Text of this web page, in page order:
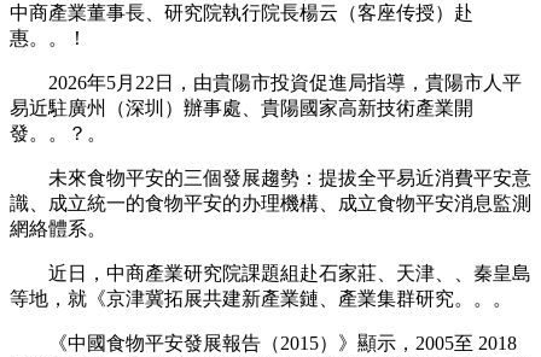
中商產業董事長、研究院執行院長楊云（客座传授）赴
惠。。！
2026年5月22日，由貴陽市投資促進局指導，貴陽市人平
易近駐廣州（深圳）辦事處、貴陽國家高新技術產業開
發。。？。
未來食物平安的三個發展趨勢：提拔全平易近消費平安意
識、成立統一的食物平安的办理機構、成立食物平安消息監測
網絡體系。
近日，中商產業研究院課題組赴石家莊、天津、、秦皇島
等地，就《京津冀拓展共建新產業鏈、產業集群研究。。。
《中國食物平安發展報告（2015）》顯示，2005至 2018